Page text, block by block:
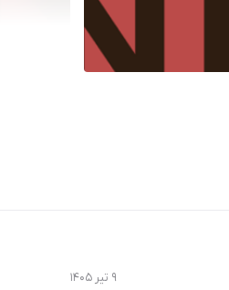
۹ تیر ۱۴۰۵